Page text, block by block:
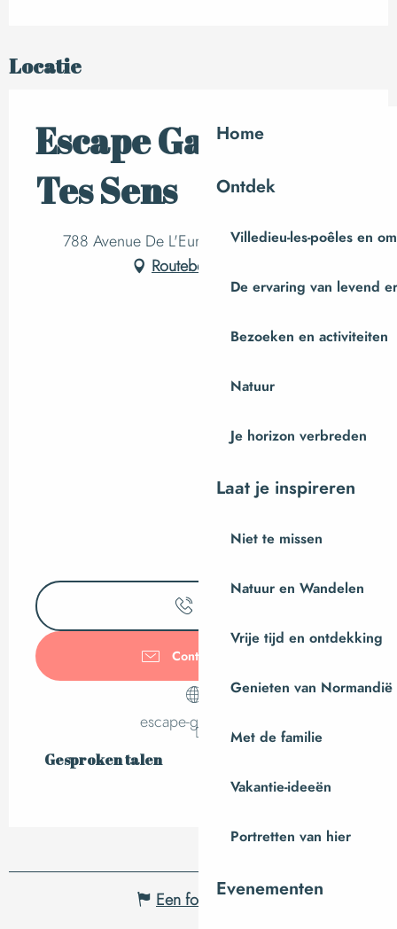
Home
Ontdek
Villedieu-les-poêles en
De ervaring van levend
Bezoeken en activiteiten
Natuur
Je horizon verbreden
Laat je inspireren
Niet te missen
Natuur en Wandelen
Vrije tijd en ontdekking
Genieten van Normandië
Met de familie
Vakantie-ideeën
Portretten van hier
Evenementen
Locatie
Escape Game Eveil
Tes Sens
788 Avenue De L'Europe, 50400 Yquelon
Routebeschrijving
Contacteer ons
escape-granville.fr
Gesproken talen
Gesproken talen
Een fout melden